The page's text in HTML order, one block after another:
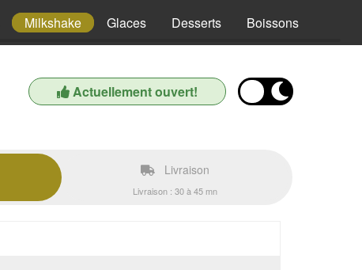
Milkshake Glaces Desserts Boissons
Actuellement ouvert!
Livraison
Livraison : 30 à 45 mn